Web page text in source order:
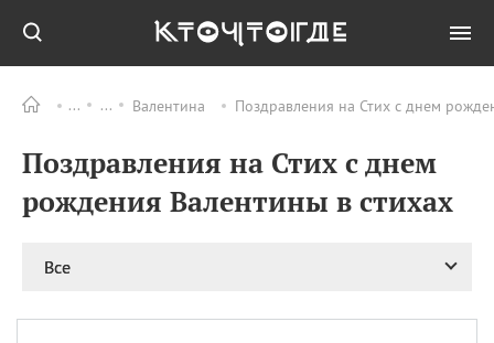
Валентина Поздравления на Стих с днем
Поздравления на Стих с днем
рождения Валентины в стихах
Все
ПРАЗДНИКИ Все
08.08
День «Счастье
случается» (Happiness
Happens Day)
великомученика